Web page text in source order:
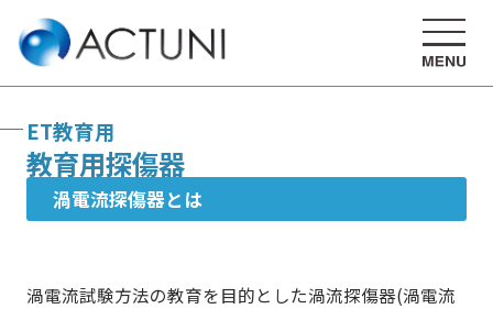
ET教育用
教育用探傷器
渦電流探傷器とは
渦電流試験方法の教育を目的とした渦流探傷器(渦電流